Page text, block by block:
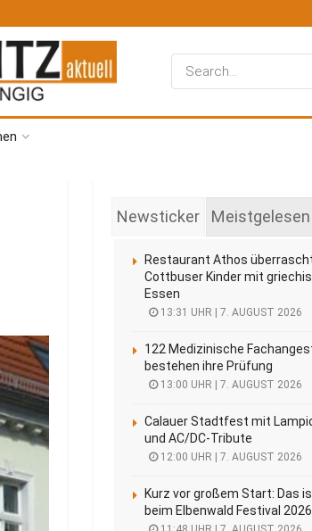
Newsticker Meistgelesen
Restaurant Athos
Cottbuser Kinder mit
Essen
13:31 UHR | 7. AUGUST 2026
122 Medizinische
bestehen ihre Prüfung
13:00 UHR | 7. AUGUST 2026
Calauer Stadtfest mit
und AC/DC-Tribute
12:00 UHR | 7. AUGUST 2026
Kurz vor großem Start: Das
beim Elbenwald Festival 2026